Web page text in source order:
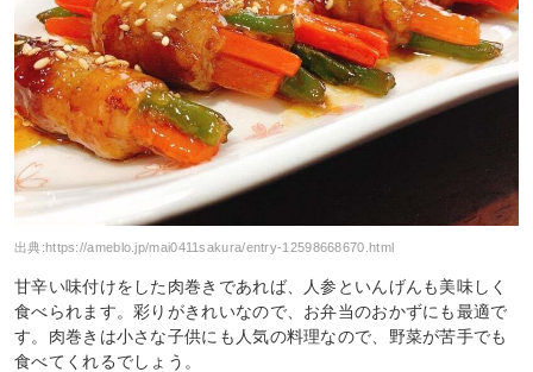
出典:https://ameblo.jp/mai0411sakura/entry-12598668670.html
甘辛い味付けをした肉巻きであれば、人参といんげんも美味しく
食べられます。彩りがきれいなので、お弁当のおかずにも最適で
す。肉巻きは小さな子供にも人気の料理なので、野菜が苦手でも
食べてくれるでしょう。